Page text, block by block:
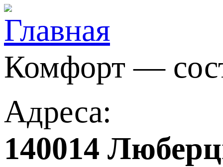
Комфорт —
Адреса:
140014